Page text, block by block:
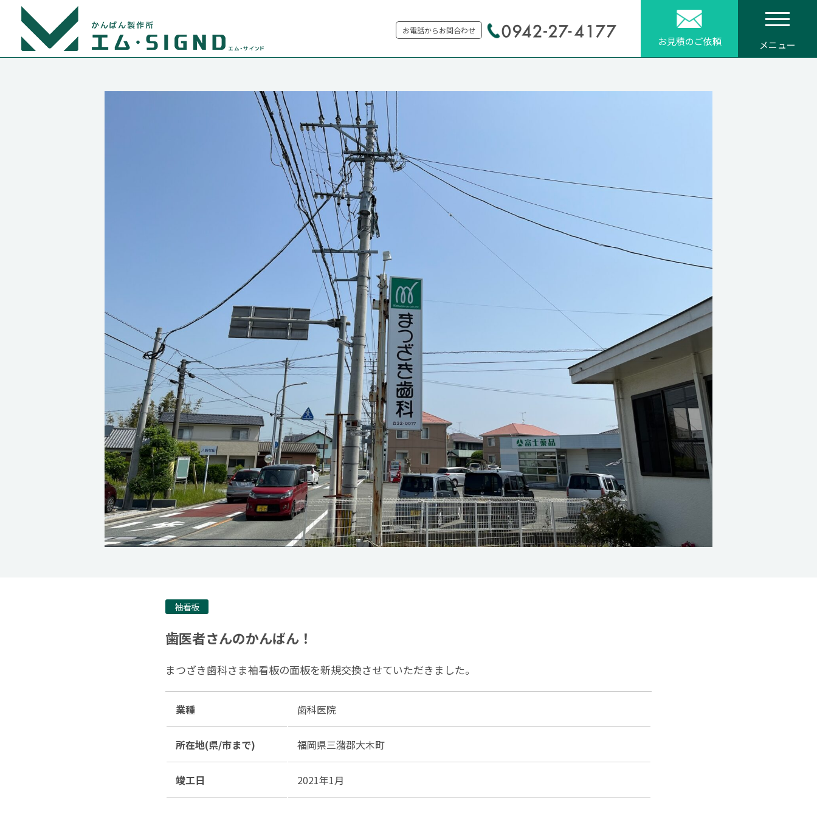
お電話からお問合わせ
お見積のご依頼 メニュー
袖看板
歯医者さんのかんばん！
まつざき歯科さま袖看板の面板を新規交換させていただきました。
業種 歯科医院
所在地(県/市まで) 福岡県三潴郡大木町
竣工日 2021年1月